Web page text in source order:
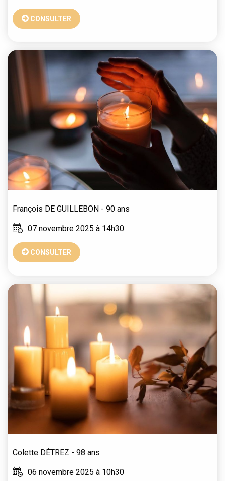
CONSULTER
François DE GUILLEBON - 90 ans
07 novembre 2025 à 14h30
CONSULTER
Colette DÉTREZ - 98 ans
06 novembre 2025 à 10h30